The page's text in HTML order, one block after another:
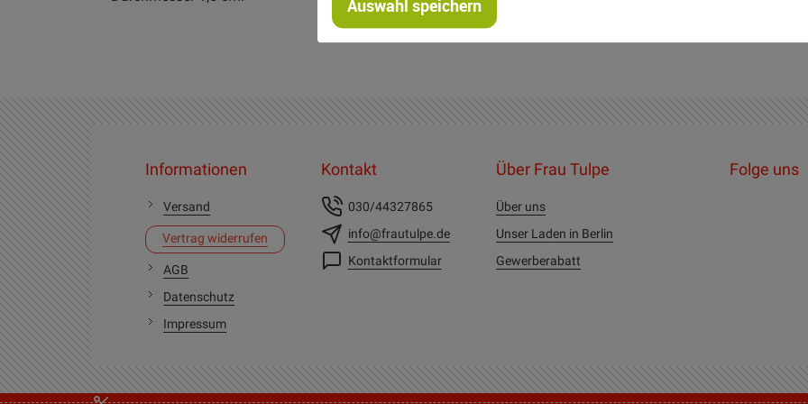
Auswahl speichern
Informationen
Versand
Vertrag widerrufen
AGB
Datenschutz
Impressum
Kontakt
030/44327865
info@frautulpe.de
Kontaktformular
Über Frau Tulpe
Über uns
Unser Laden in Berlin
Gewerberabatt
Folge uns